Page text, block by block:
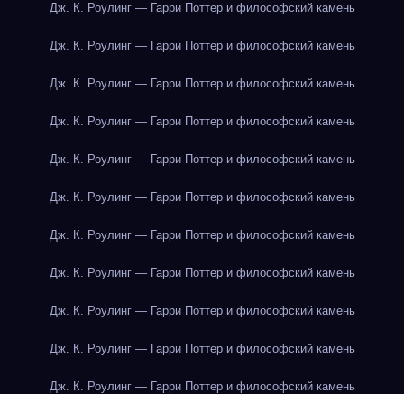
Дж. К. Роулинг — Гарри Поттер и философский камень
Дж. К. Роулинг — Гарри Поттер и философский камень
Дж. К. Роулинг — Гарри Поттер и философский камень
Дж. К. Роулинг — Гарри Поттер и философский камень
Дж. К. Роулинг — Гарри Поттер и философский камень
Дж. К. Роулинг — Гарри Поттер и философский камень
Дж. К. Роулинг — Гарри Поттер и философский камень
Дж. К. Роулинг — Гарри Поттер и философский камень
Дж. К. Роулинг — Гарри Поттер и философский камень
Дж. К. Роулинг — Гарри Поттер и философский камень
Дж. К. Роулинг — Гарри Поттер и философский камень